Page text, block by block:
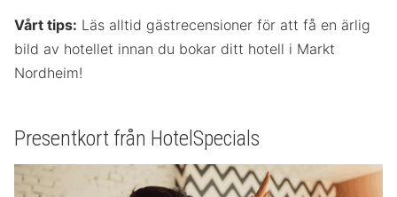
Vårt tips: Läs alltid gästrecensioner för att få en ärlig
bild av hotellet innan du bokar ditt hotell i Markt
Nordheim!
Presentkort från HotelSpecials